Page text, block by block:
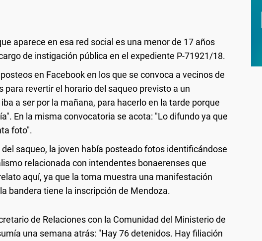
aparece en esa red social es una menor de 17 años
de instigación pública en el expediente P-71921/18.
en Facebook en los que se convoca a vecinos de
para revertir el horario del saqueo previsto a un
a ser por la mañana, para hacerlo en la tarde porque
En la misma convocatoria se acota: "Lo difundo ya que
foto".
del saqueo, la joven había posteado fotos identificándose
relacionada con intendentes bonaerenses que
aquí, ya que la toma muestra una manifestación
bandera tiene la inscripción de Mendoza.
de Relaciones con la Comunidad del Ministerio de
una semana atrás: "Hay 76 detenidos. Hay filiación